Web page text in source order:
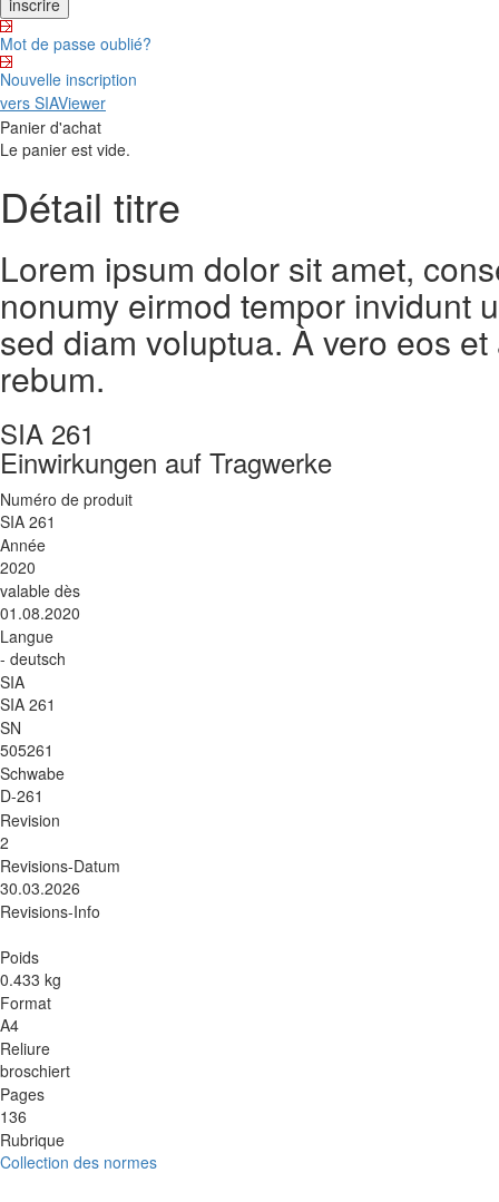
Mot de passe oublié?
Nouvelle inscription
vers SIAViewer
Panier d'achat
Le panier est vide.
Détail titre
Lorem ipsum dolor sit amet,
nonumy eirmod tempor invidunt
sed diam voluptua. À vero eos
rebum.
SIA 261
Einwirkungen auf Tragwerke
Numéro de produit
SIA 261
Année
2020
valable dès
01.08.2020
Langue
- deutsch
SIA
SIA 261
SN
505261
Schwabe
D-261
Revision
2
Revisions-Datum
30.03.2026
Revisions-Info
Poids
0.433 kg
Format
A4
Reliure
broschiert
Pages
136
Rubrique
Collection des normes